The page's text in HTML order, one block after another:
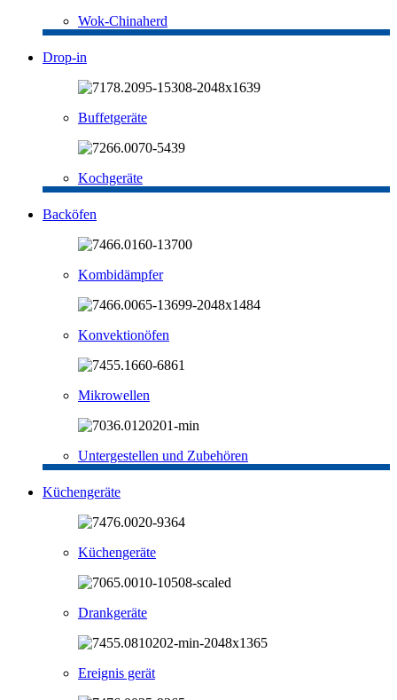
Wok-Chinaherd
Drop-in
Buffetgeräte
Kochgeräte
Backöfen
Kombidämpfer
Konvektionöfen
Mikrowellen
Untergestellen und Zubehören
Küchengeräte
Küchengeräte
Drankgeräte
Ereignis gerät